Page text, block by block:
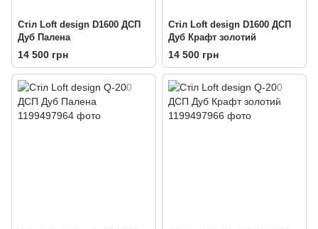
Стіл Loft design D1600 ДСП
Дуб Палена
14 500 грн
Стіл Loft design D1600 ДСП
Дуб Крафт золотий
14 500 грн